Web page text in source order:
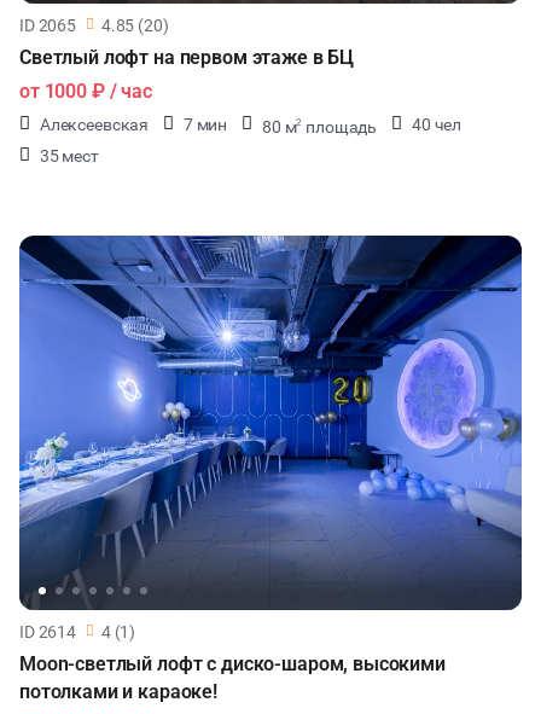
ID 2065 4.85 (20)
Светлый лофт на первом этаже в БЦ
от 1000 ₽/ час
Алексеевская 7 мин 80 м2 площадь
40 чел
35 мест
ID 2614 4 (1)
Moon-светлый лофт с диско-шаром, высокими
потолками и караоке!